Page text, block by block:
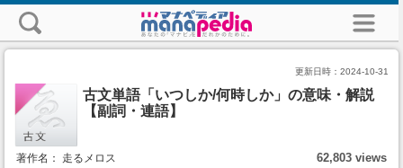
更新日時： 2024-10-31
古文単語「いつしか/何時しか」の意味・解説
【副詞・連語】
著作名： 走るメロス 62,803 views